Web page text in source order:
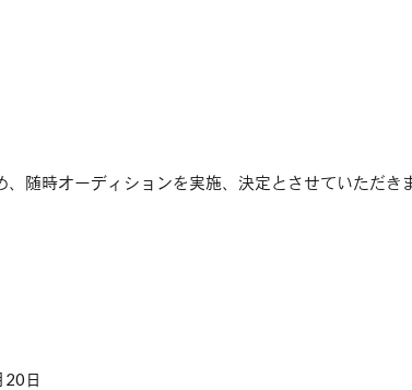
、随時オーディションを実施、決定とさせていただき
20 日